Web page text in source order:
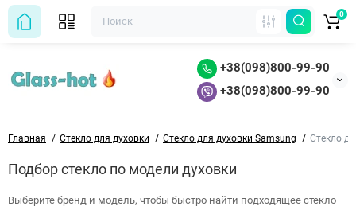
+38(098)800-99-90
+38(098)800-99-90
0
Главная Стекло для духовки Стекло для духовки Samsung Стекло
Подбор стекло по модели духовки
Выберите бренд и модель, чтобы быстро найти подходящее стекло